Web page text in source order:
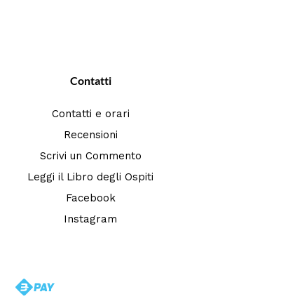
Contatti
Contatti e orari
Recensioni
Scrivi un Commento
Leggi il Libro degli Ospiti
Facebook
Instagram